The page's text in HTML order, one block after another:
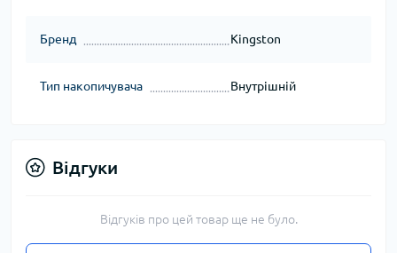
Бренд Kingston
Тип накопичувача Внутрішній
Відгуки
Відгуків про цей товар ще не було.